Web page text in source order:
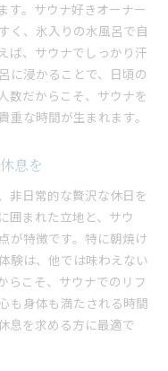
す。サウナ好きオーナー
く、氷入りの水風呂で自
ば、サウナでしっかり汗
に浸かることで、日頃の
数だからこそ、サウナを
な時間が生まれます。
息を
非日常的な贅沢な休日を
囲まれた立地と、サウ
が特徴です。特に朝焼け
験は、他では味わえない
らこそ、サウナでのリフ
も身体も満たされる時間
息を求める方に最適で